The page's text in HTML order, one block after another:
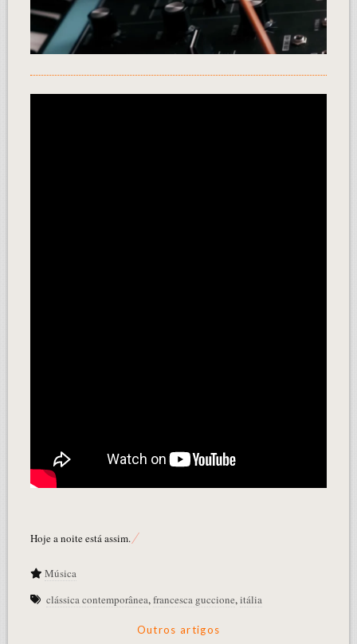
Hoje a noite está assim.
Música
clássica contemporânea,francesca guccione,itália
Outros artigos